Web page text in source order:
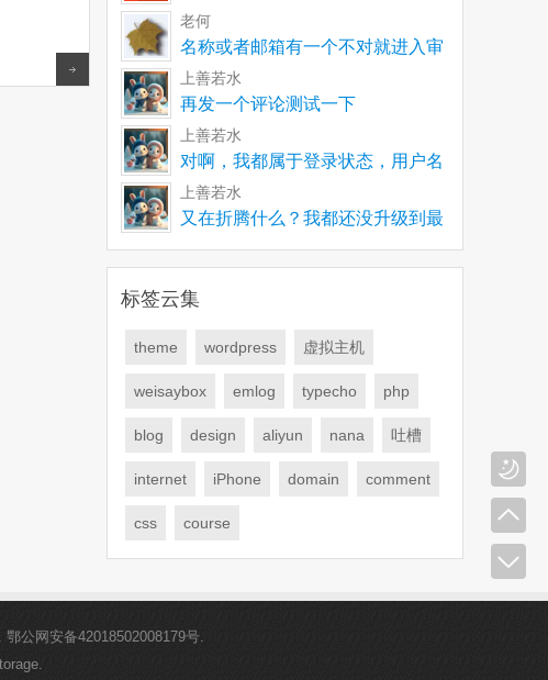
Read more
老何
名称或者邮箱有一个不对就进入审
核呀
上善若水
再发一个评论测试一下
上善若水
对啊，我都属于登录状态，用户名
和邮箱都没有单独输
上善若水
又在折腾什么？我都还没升级到最
标签云集
theme wordpress 虚拟主机
weisaybox emlog typecho php
blog design aliyun nana 吐槽
internet iPhone domain comment
css course
鄂公网安备42018502008179号.